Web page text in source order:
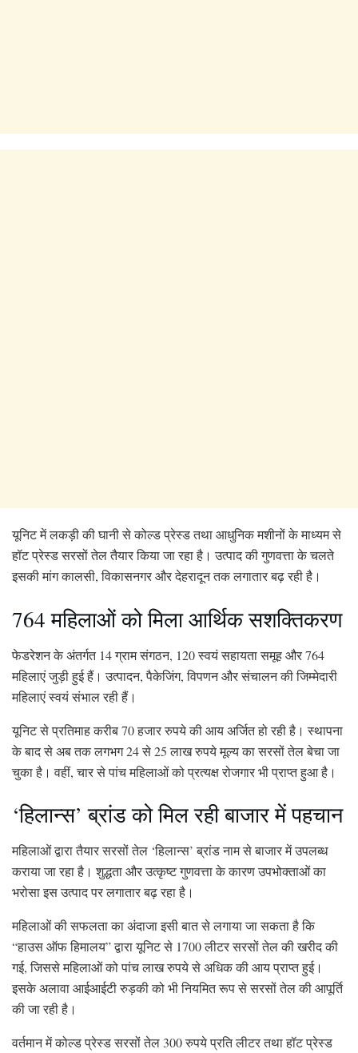
यूनिट में लकड़ी की घानी से कोल्ड प्रेस्ड तथा आधुनिक मशीनों के माध्यम से
हॉट प्रेस्ड सरसों तेल तैयार किया जा रहा है। उत्पाद की गुणवत्ता के चलते
इसकी मांग कालसी, विकासनगर और देहरादून तक लगातार बढ़ रही है।
764 महिलाओं को मिला आर्थिक सशक्तिकरण
फेडरेशन के अंतर्गत 14 ग्राम संगठन, 120 स्वयं सहायता समूह और 764
महिलाएं जुड़ी हुई हैं। उत्पादन, पैकेजिंग, विपणन और संचालन की जिम्मेदारी
महिलाएं स्वयं संभाल रही हैं।
यूनिट से प्रतिमाह करीब 70 हजार रुपये की आय अर्जित हो रही है। स्थापना
के बाद से अब तक लगभग 24 से 25 लाख रुपये मूल्य का सरसों तेल बेचा जा
चुका है। वहीं, चार से पांच महिलाओं को प्रत्यक्ष रोजगार भी प्राप्त हुआ है।
‘हिलान्स’ ब्रांड को मिल रही बाजार में पहचान
महिलाओं द्वारा तैयार सरसों तेल ‘हिलान्स’ ब्रांड नाम से बाजार में उपलब्ध
कराया जा रहा है। शुद्धता और उत्कृष्ट गुणवत्ता के कारण उपभोक्ताओं का
भरोसा इस उत्पाद पर लगातार बढ़ रहा है।
महिलाओं की सफलता का अंदाजा इसी बात से लगाया जा सकता है कि
“हाउस ऑफ हिमालय” द्वारा यूनिट से 1700 लीटर सरसों तेल की खरीद की
गई, जिससे महिलाओं को पांच लाख रुपये से अधिक की आय प्राप्त हुई।
इसके अलावा आईआईटी रुड़की को भी नियमित रूप से सरसों तेल की आपूर्ति
की जा रही है।
वर्तमान में कोल्ड प्रेस्ड सरसों तेल 300 रुपये प्रति लीटर तथा हॉट प्रेस्ड